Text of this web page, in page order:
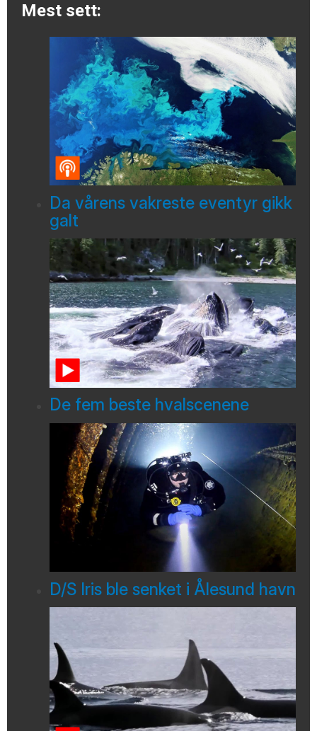
Mest sett:
Da vårens vakreste eventyr gikk
galt
De fem beste hvalscenene
D/S Iris ble senket i Ålesund havn